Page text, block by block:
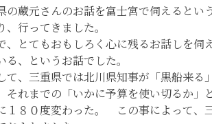
の蔵元さんのお話を富士宮で伺えるとい
、行ってきました。
、とてもおもしろく心に残るお話しを伺
る、というお話でした。
て、三重県では北川県知事が「黒船来る
それまでの「いかに予算を使い切るか
１８０度変わった。 この事によって、